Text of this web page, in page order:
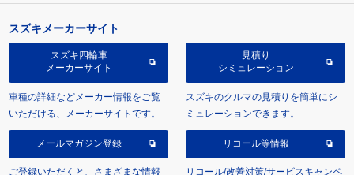
スズキメーカーサイト
スズキ四輪車
メーカーサイト
車種の詳細などメーカー情報をご覧
いただける、メーカーサイトです。
見積り
シミュレーション
スズキのクルマの見積りを簡単にシ
ミュレーションできます。
メールマガジン登録
ご登録いただくと、さまざまな情報
リコール等情報
リコール/改善対策/サービスキャンペ